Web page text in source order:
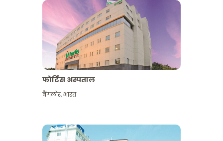
फोर्टिस अस्पताल
बैंगलोर,भारत